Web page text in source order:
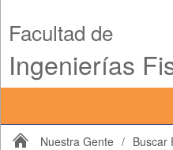
Facultad de
Ingenierías
Nuestra Gente / Buscar